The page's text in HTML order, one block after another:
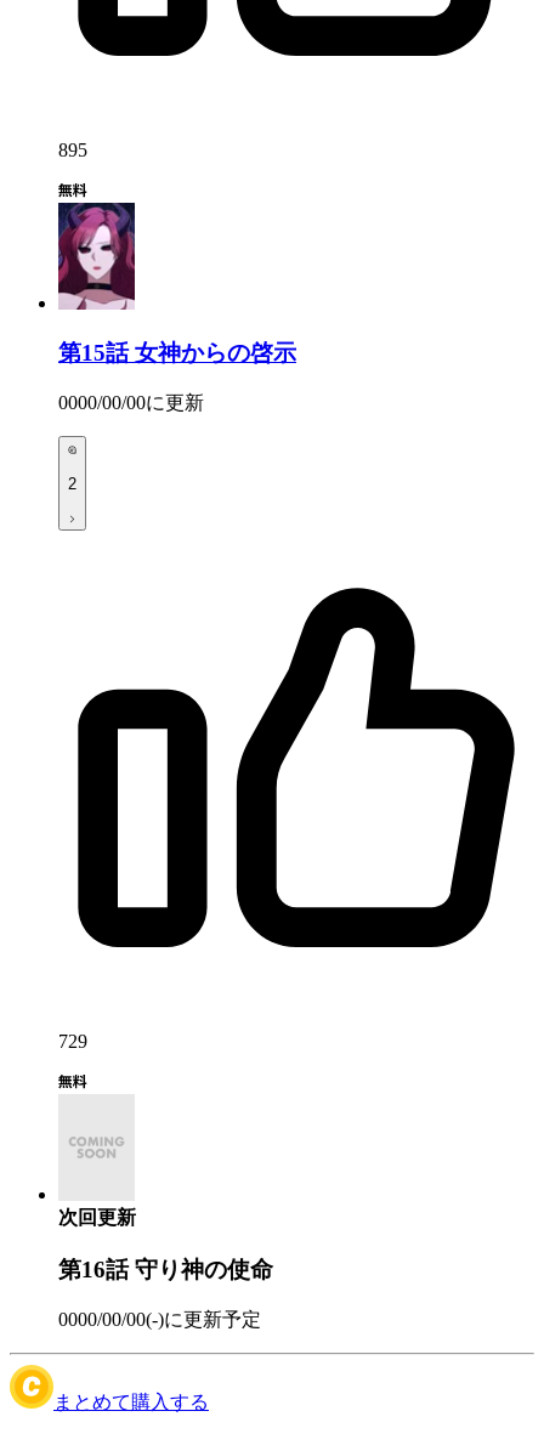
895
第15話 女神からの啓示
0000/00/00に更新
2
729
次回更新
第16話 守り神の使命
0000/00/00(-)に更新予定
まとめて購入する